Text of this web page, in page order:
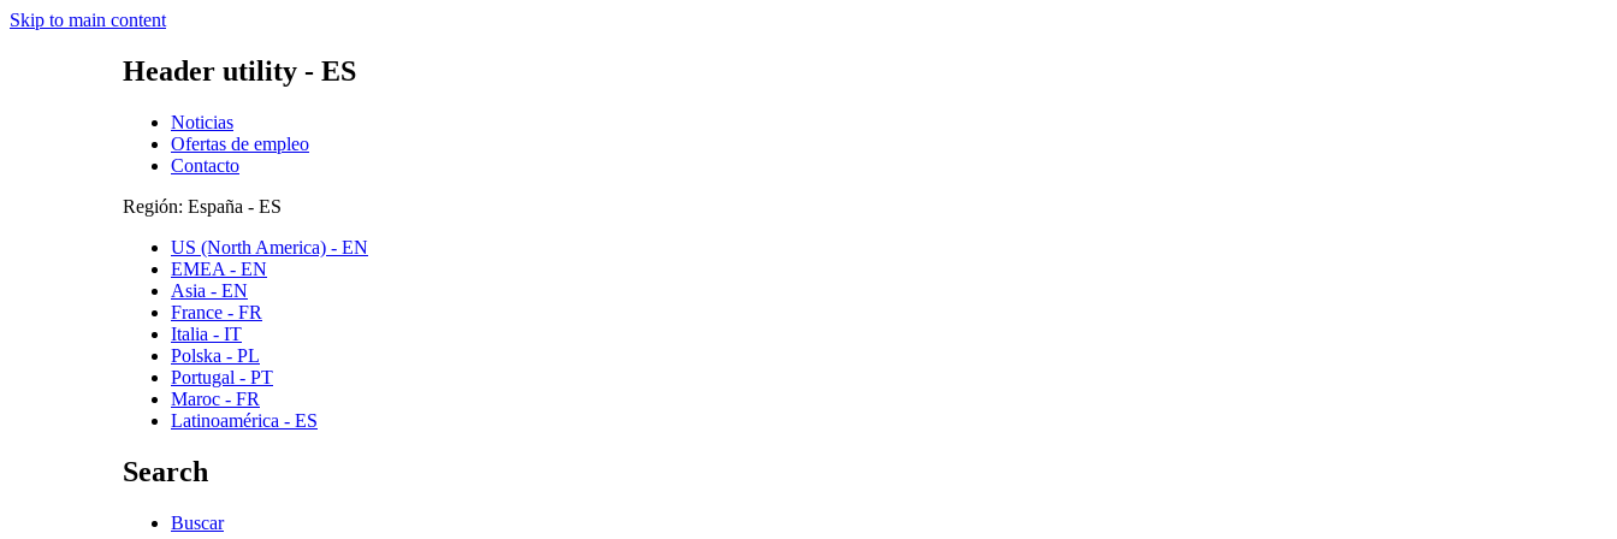
Skip to main content
Header utility - ES
Noticias
Ofertas de empleo
Contacto
Región: España - ES
US (North America) - EN
EMEA - EN
Asia - EN
France - FR
Italia - IT
Polska - PL
Portugal - PT
Maroc - FR
Latinoamérica - ES
Search
Buscar